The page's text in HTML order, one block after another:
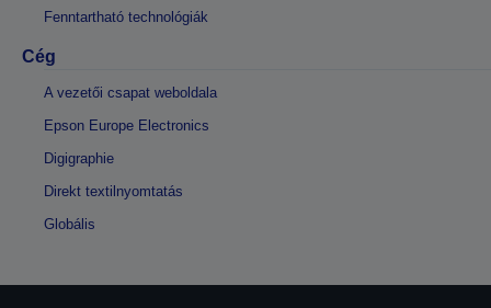
Fenntartható technológiák
Cég
A vezetői csapat weboldala
Epson Europe Electronics
Digigraphie
Direkt textilnyomtatás
Globális